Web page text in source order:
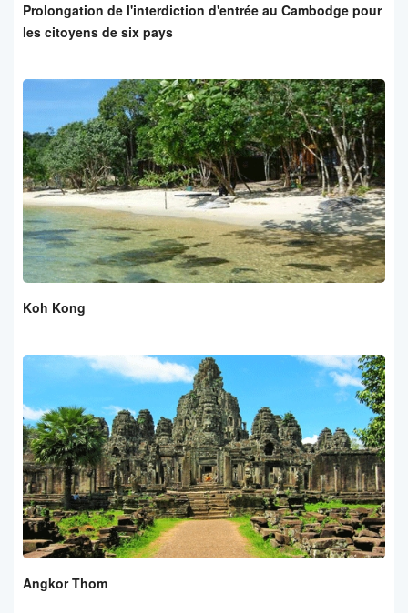
Prolongation de l'interdiction d'entrée au Cambodge pour
les citoyens de six pays
Koh Kong
Angkor Thom